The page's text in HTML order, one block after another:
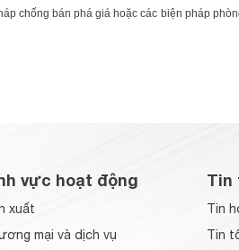
chống bán phá giá hoặc các biện pháp
vực hoạt động
xuất
mại và dịch vụ
Tin
Tin
Tin